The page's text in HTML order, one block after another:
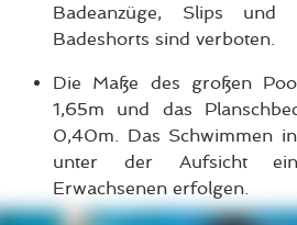
Badeanzüge, Slips und
Badeshorts sind verboten.
Die Maße des großen
1,65m und das
0,40m. Das Schwimmen
unter der Aufsicht
Erwachsenen erfolgen.